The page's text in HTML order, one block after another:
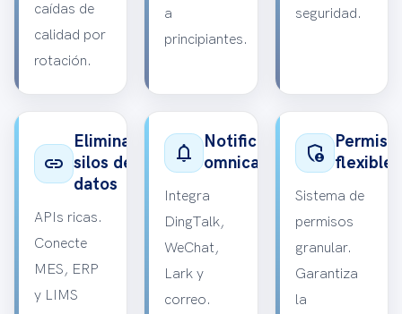
caídas de
calidad por
rotación.
a
principiantes.
seguridad.
link
Eliminar
silos de
datos
APIs ricas.
Conecte
MES, ERP
y LIMS
notifications
Notificación
omnicanal
Integra
DingTalk,
WeChat,
Lark y
correo.
admin_panel_settings flexibles
Sistema de
permisos
granular.
Garantiza
la